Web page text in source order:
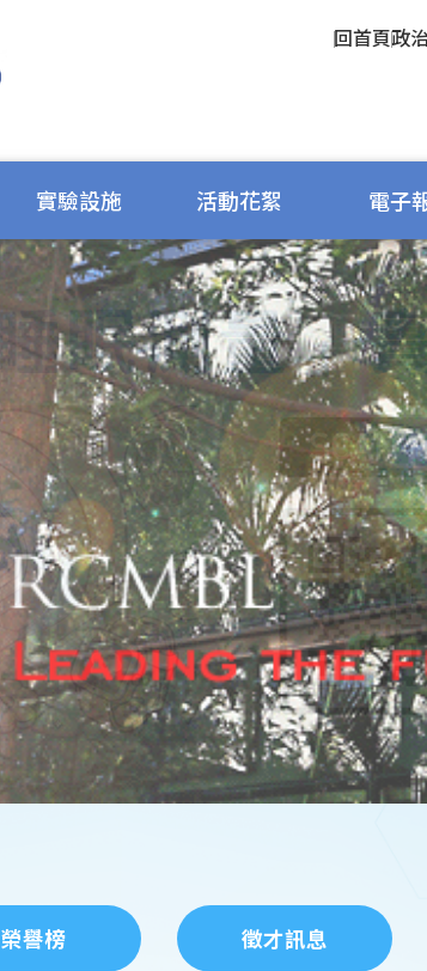
回首頁政
實驗設施 活動花絮 電子
榮譽榜 徵才訊息